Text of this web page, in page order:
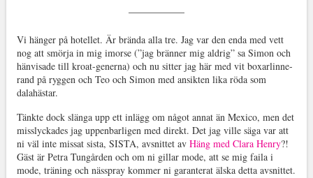
Vi hänger på hotellet. Är brända alla tre. Jag var den enda med vett
nog att smörja in mig imorse (”jag bränner mig aldrig” sa Simon och
hänvisade till kroat-generna) och nu sitter jag här med vit boxarlinne-
rand på ryggen och Teo och Simon med ansikten lika röda som
dalahästar.
Tänkte dock slänga upp ett inlägg om något annat än Mexico, men det
misslyckades jag uppenbarligen med direkt. Det jag ville säga var att
ni väl inte missat sista, SISTA, avsnittet av Häng med Clara Henry?!
Gäst är Petra Tungården och om ni gillar mode, att se mig faila i
mode, träning och nässpray kommer ni garanterat älska detta avsnittet.